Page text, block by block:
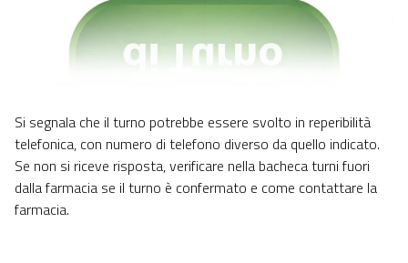
Si segnala che il turno potrebbe essere svolto in reperibilità
telefonica, con numero di telefono diverso da quello indicato.
Se non si riceve risposta, verificare nella bacheca turni fuori
dalla farmacia se il turno è confermato e come contattare la
farmacia.